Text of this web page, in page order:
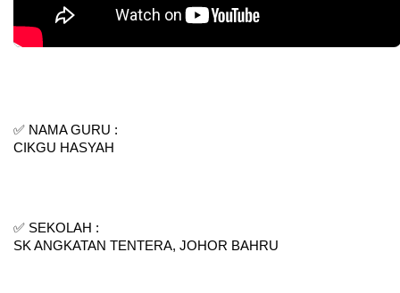
✅ NAMA GURU :
CIKGU HASYAH
✅ SEKOLAH :
SK ANGKATAN TENTERA, JOHOR BAHRU